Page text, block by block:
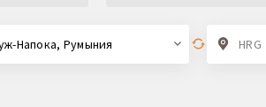
Напока, Румыния HRG